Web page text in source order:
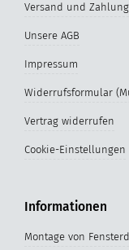
Versand und Zahlung
Unsere AGB
Impressum
Widerrufsformular
Vertrag widerrufen
Cookie-Einstellungen
Informationen
Montage von